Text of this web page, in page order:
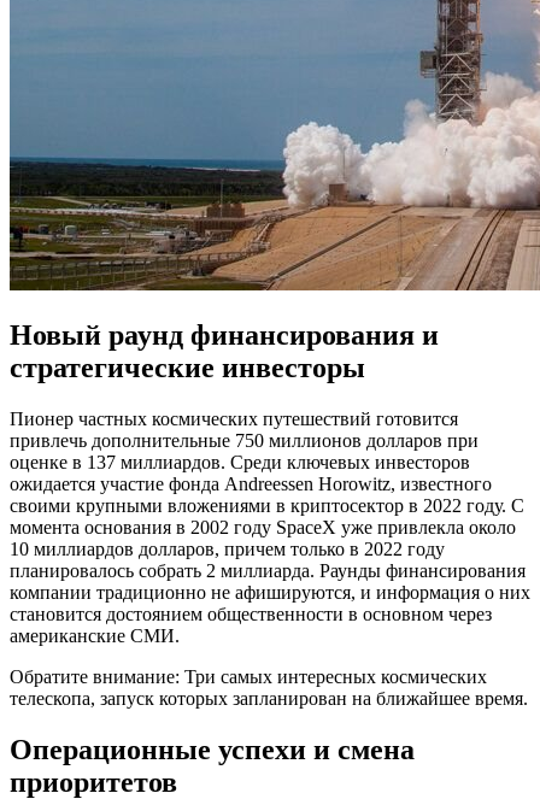
Новый раунд финансирования и
стратегические инвесторы
Пионер частных космических путешествий готовится
привлечь дополнительные 750 миллионов долларов при
оценке в 137 миллиардов. Среди ключевых инвесторов
ожидается участие фонда Andreessen Horowitz, известного
своими крупными вложениями в криптосектор в 2022 году. С
момента основания в 2002 году SpaceX уже привлекла около
10 миллиардов долларов, причем только в 2022 году
планировалось собрать 2 миллиарда. Раунды финансирования
компании традиционно не афишируются, и информация о них
становится достоянием общественности в основном через
американские СМИ.
Обратите внимание: Три самых интересных космических
телескопа, запуск которых запланирован на ближайшее время.
Операционные успехи и смена
приоритетов